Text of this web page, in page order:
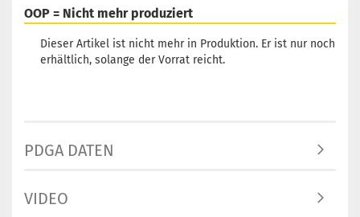
OOP = Nicht mehr produziert
Dieser Artikel ist nicht mehr in Produktion. Er ist nur noch
erhältlich, solange der Vorrat reicht.
PDGA DATEN
VIDEO